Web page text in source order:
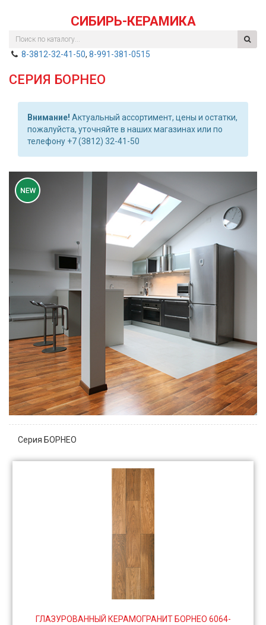
СИБИРЬ-КЕРАМИКА
8-3812-32-41-50, 8-991-381-0515
СЕРИЯ БОРНЕО
Внимание! Актуальный ассортимент, цены и остатки,
пожалуйста, уточняйте в наших магазинах или по
телефону +7 (3812) 32-41-50
Серия БОРНЕО
ГЛАЗУРОВАННЫЙ КЕРАМОГРАНИТ БОРНЕО 6064-